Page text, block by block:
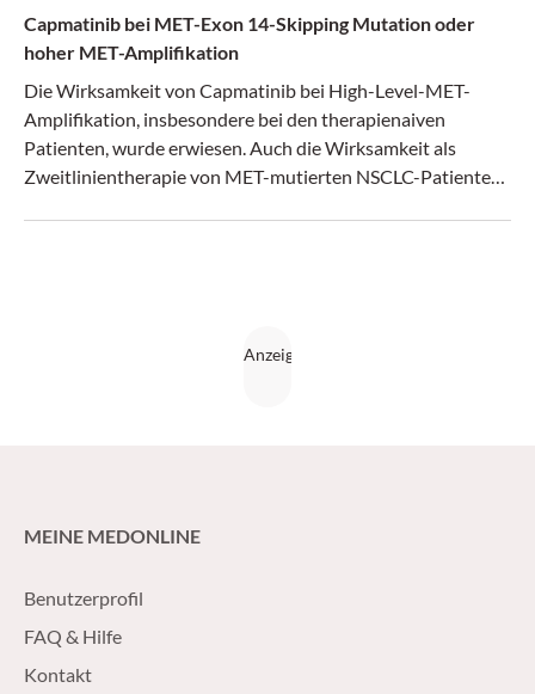
Capmatinib bei MET-Exon 14-Skipping Mutation oder
hoher MET-Amplifikation
Die Wirksamkeit von Capmatinib bei High-Level-MET-
Amplifikation, insbesondere bei den therapienaiven
Patienten, wurde erwiesen. Auch die Wirksamkeit als
Zweitlinientherapie von MET-mutierten NSCLC-Patienten
MEINE MEDONLINE
Benutzerprofil
FAQ & Hilfe
Kontakt